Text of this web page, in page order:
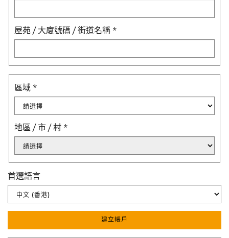
屋苑 / 大廈號碼 / 街道名稱 *
區域 *
地區 / 市 / 村 *
首選語言
建立帳戶